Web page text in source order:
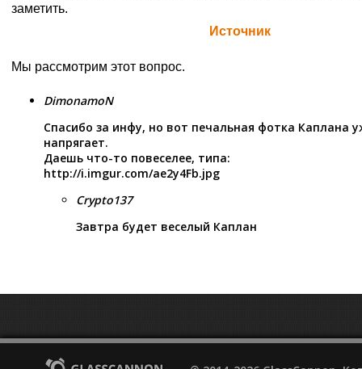
заметить.
Источник
Мы рассмотрим этот вопрос.
DimonamoN
Спасибо за инфу, но вот печальная фотка Каплана
напрягает.
Даешь что-то повеселее, типа:
http://i.imgur.com/ae2y4Fb.jpg
Crypto137
Завтра будет веселый Каплан